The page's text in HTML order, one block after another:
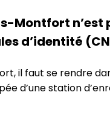
Montfort
d’identité
il faut se rendre
d’une station